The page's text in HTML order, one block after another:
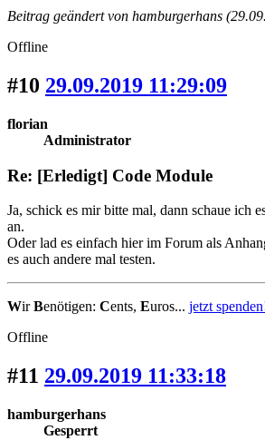
Beitrag geändert von hamburgerhans
Offline
#10 29.09.2019 11:29:09
florian
Administrator
Re: [Erledigt] Code Module
Ja, schick es mir bitte mal, dann schaue ich
an.
Oder lad es einfach hier im Forum als
es auch andere mal testen.
WirBenötigen: Cents, Euros... jetzt
Offline
#11 29.09.2019 11:33:18
hamburgerhans
Gesperrt